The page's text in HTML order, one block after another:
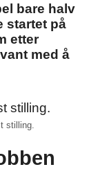
bare halv
startet på
etter
med å
stilling.